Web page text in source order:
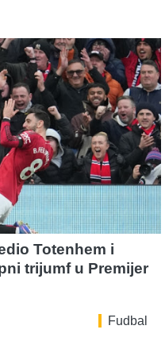
Totenhem i
trijumf u Premijer
Fudbal